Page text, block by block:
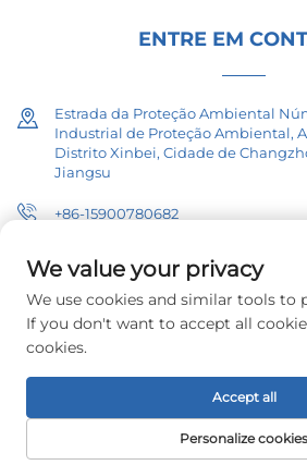
ENTRE EM
Estrada da Proteção Ambiental
Industrial de Proteção Ambiental,
Distrito Xinbei, Cidade de
Jiangsu
+86-15900780682
[email protected]
Direitos autorais © 2026 Changzhou
(Group) Co., Ltd. Todos os direitos
We value your privacy
We use cookies and similar tools to
If you don't want to accept all
cookies.
Personalize cookies
Accept all